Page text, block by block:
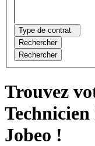
Type de contrat
Rechercher
Rechercher
Trouvez
Jobeo !